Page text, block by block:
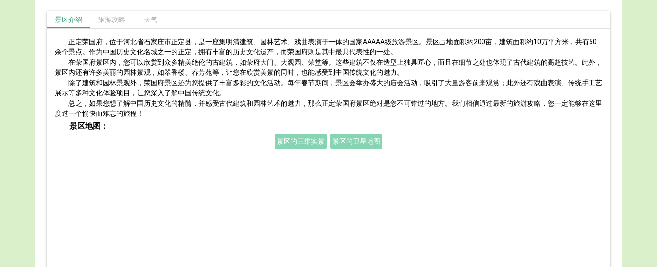
景区介绍 旅游攻略 天气
正定荣国府，位于河北省石家庄市正定县，是一座集明清建筑、园林艺术、戏曲表演于一体的国家AAAAA级旅游景区。景区占地面积约200亩，建筑面积约10万平方米，共有50
余个景点。作为中国历史文化名城之一的正定，拥有丰富的历史文化遗产，而荣国府则是其中最具代表性的一处。
在荣国府景区内，您可以欣赏到众多精美绝伦的古建筑，如荣府大门、大观园、荣堂等。这些建筑不仅在造型上独具匠心，而且在细节之处也体现了古代建筑的高超技艺。此外，
景区内还有许多美丽的园林景观，如翠香楼、春芳苑等，让您在欣赏美景的同时，也能感受到中国传统文化的魅力。
除了建筑和园林景观外，荣国府景区还为您提供了丰富多彩的文化活动。每年春节期间，景区会举办盛大的庙会活动，吸引了大量游客前来观赏；此外还有戏曲表演、传统手工艺
展示等多种文化体验项目，让您深入了解中国传统文化。
总之，如果您想了解中国历史文化的精髓，并感受古代建筑和园林艺术的魅力，那么正定荣国府景区绝对是您不可错过的地方。我们相信通过最新的旅游攻略，您一定能够在这里
度过一个愉快而难忘的旅程！
景区地图：
景区的三维实景 景区的卫星地图